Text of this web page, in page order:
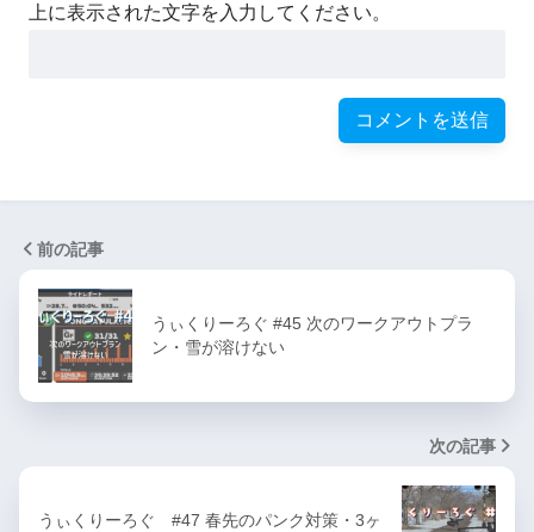
上に表示された文字を入力してください。
前の記事
うぃくりーろぐ #45 次のワークアウトプラ
ン・雪が溶けない
次の記事
うぃくりーろぐ #47 春先のパンク対策・3ヶ